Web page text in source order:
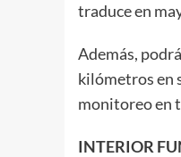
traduce en
Además,
kilómetros en
monitoreo en
INTERIOR